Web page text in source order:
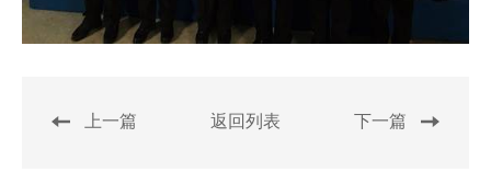
上一篇 返回列表 下一篇